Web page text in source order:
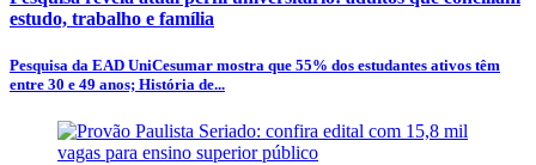
estudo, trabalho e família
Pesquisa da EAD UniCesumar mostra que 55% dos estudantes ativos têm
entre 30 e 49 anos; História de...